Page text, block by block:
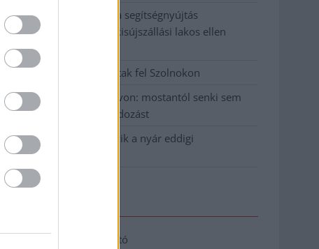
Tragédiába torkollott a segítségnyújtás
elmulasztása, három kisújszállási lakos ellen
emeltek vádat
Hatalmas lángok csaptak fel Szolnokon
Vízitraffipax a Tisza-tavon: mostantól senki sem
úszhatja meg a száguldozást
Szolnokra is megérkezik a nyár eddigi
legkeményebb napja
Adatkezelési tájékoztató